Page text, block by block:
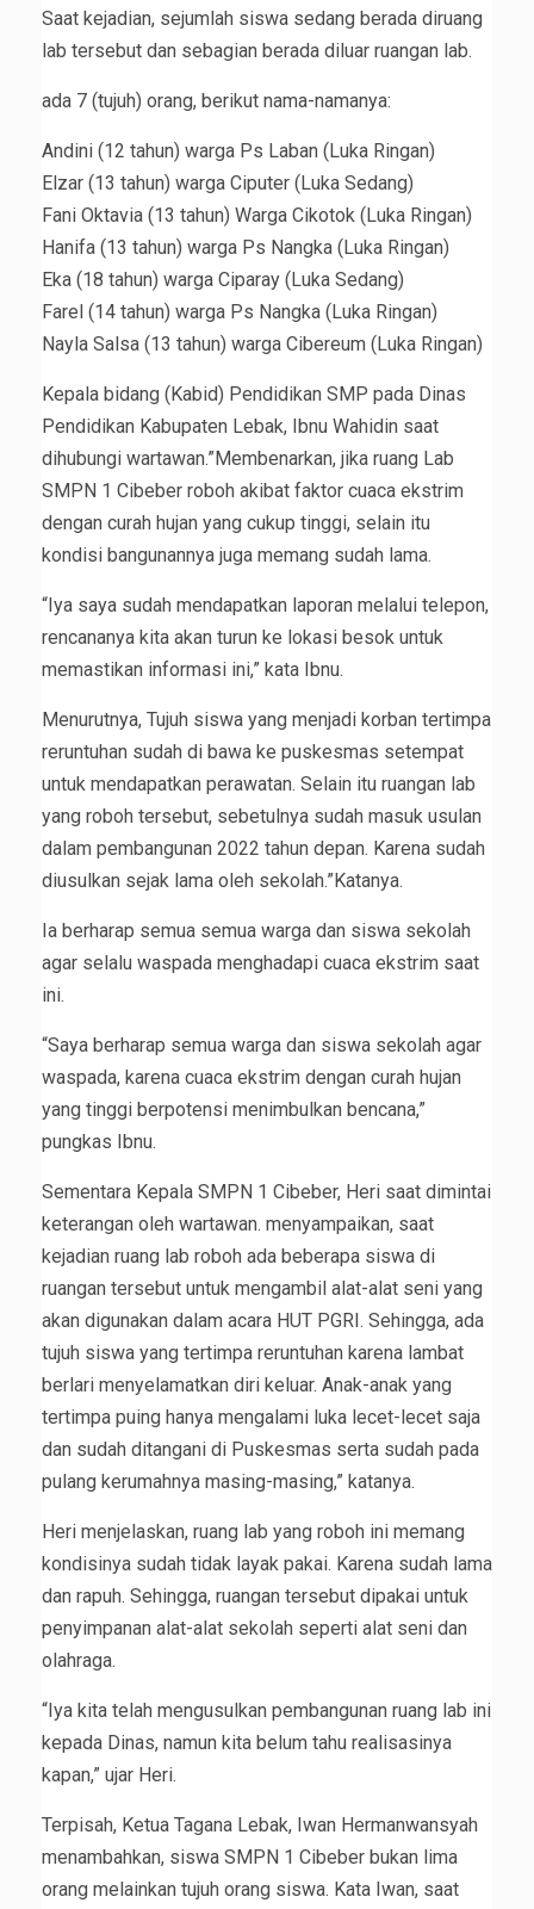
Saat kejadian, sejumlah siswa sedang berada diruang
lab tersebut dan sebagian berada diluar ruangan lab.
ada 7 (tujuh) orang, berikut nama-namanya:
Andini (12 tahun) warga Ps Laban (Luka Ringan)
Elzar (13 tahun) warga Ciputer (Luka Sedang)
Fani Oktavia (13 tahun) Warga Cikotok (Luka Ringan)
Hanifa (13 tahun) warga Ps Nangka (Luka Ringan)
Eka (18 tahun) warga Ciparay (Luka Sedang)
Farel (14 tahun) warga Ps Nangka (Luka Ringan)
Nayla Salsa (13 tahun) warga Cibereum (Luka Ringan)
Kepala bidang (Kabid) Pendidikan SMP pada Dinas
Pendidikan Kabupaten Lebak, Ibnu Wahidin saat
dihubungi wartawan.”Membenarkan, jika ruang Lab
SMPN 1 Cibeber roboh akibat faktor cuaca ekstrim
dengan curah hujan yang cukup tinggi, selain itu
kondisi bangunannya juga memang sudah lama.
“Iya saya sudah mendapatkan laporan melalui telepon,
rencananya kita akan turun ke lokasi besok untuk
memastikan informasi ini,” kata Ibnu.
Menurutnya, Tujuh siswa yang menjadi korban tertimpa
reruntuhan sudah di bawa ke puskesmas setempat
untuk mendapatkan perawatan. Selain itu ruangan lab
yang roboh tersebut, sebetulnya sudah masuk usulan
dalam pembangunan 2022 tahun depan. Karena sudah
diusulkan sejak lama oleh sekolah.”Katanya.
Ia berharap semua semua warga dan siswa sekolah
agar selalu waspada menghadapi cuaca ekstrim saat
ini.
“Saya berharap semua warga dan siswa sekolah agar
waspada, karena cuaca ekstrim dengan curah hujan
yang tinggi berpotensi menimbulkan bencana,”
pungkas Ibnu.
Sementara Kepala SMPN 1 Cibeber, Heri saat dimintai
keterangan oleh wartawan. menyampaikan, saat
kejadian ruang lab roboh ada beberapa siswa di
ruangan tersebut untuk mengambil alat-alat seni yang
akan digunakan dalam acara HUT PGRI. Sehingga, ada
tujuh siswa yang tertimpa reruntuhan karena lambat
berlari menyelamatkan diri keluar. Anak-anak yang
tertimpa puing hanya mengalami luka lecet-lecet saja
dan sudah ditangani di Puskesmas serta sudah pada
pulang kerumahnya masing-masing,” katanya.
Heri menjelaskan, ruang lab yang roboh ini memang
kondisinya sudah tidak layak pakai. Karena sudah lama
dan rapuh. Sehingga, ruangan tersebut dipakai untuk
penyimpanan alat-alat sekolah seperti alat seni dan
olahraga.
“Iya kita telah mengusulkan pembangunan ruang lab ini
kepada Dinas, namun kita belum tahu realisasinya
kapan,” ujar Heri.
Terpisah, Ketua Tagana Lebak, Iwan Hermanwansyah
menambahkan, siswa SMPN 1 Cibeber bukan lima
orang melainkan tujuh orang siswa. Kata Iwan, saat